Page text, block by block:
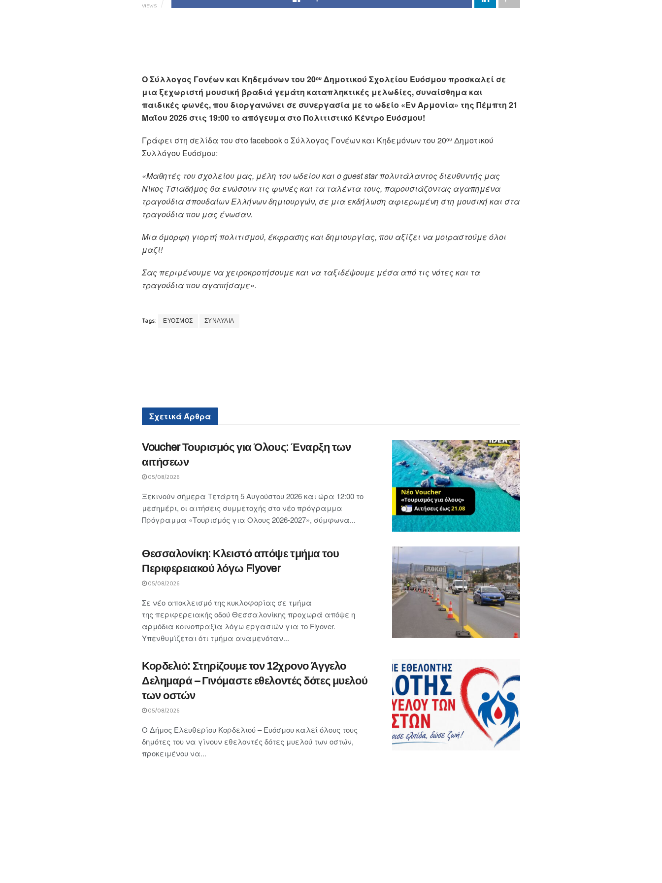
VIEWS
Ο Σύλλογος Γονέων και Κηδεμόνων του 20ου Δημοτικού Σχολείου Ευόσμου προσκαλεί σε
μια ξεχωριστή μουσική βραδιά γεμάτη καταπληκτικές μελωδίες, συναίσθημα και
παιδικές φωνές, που διοργανώνει σε συνεργασία με το ωδείο «Εν Αρμονία» της Πέμπτη 21
Μαΐου 2026 στις 19:00 το απόγευμα στο Πολιτιστικό Κέντρο Ευόσμου!
Γράφει στη σελίδα του στοfacebookο Σύλλογος Γονέων και Κηδεμόνων του 20ου Δημοτικού
Συλλόγου Ευόσμου:
«Μαθητές του σχολείου μας, μέλη του ωδείου και ο guest star πολυτάλαντος διευθυντής μας
Νίκος Τσιαδήμος θα ενώσουν τις φωνές και τα ταλέντα τους, παρουσιάζοντας αγαπημένα
τραγούδια σπουδαίων Ελλήνων δημιουργών, σε μια εκδήλωση αφιερωμένη στη μουσική και στα
τραγούδια που μας ένωσαν.
Μια όμορφη γιορτή πολιτισμού, έκφρασης και δημιουργίας, που αξίζει να μοιραστούμε όλοι
μαζί!
Σας περιμένουμε να χειροκροτήσουμε και να ταξιδέψουμε μέσα από τις νότες και τα
τραγούδια που αγαπήσαμε».
Tags: ΕΥΟΣΜΟΣ ΣΥΝΑΥΛΙΑ
ΣχετικάΆρθρα
Voucher Τουρισμός για Όλους: Έναρξη των
αιτήσεων
05/08/2026
Ξεκινούν σήμερα Τετάρτη 5 Αυγούστου 2026 και ώρα 12:00 το
μεσημέρι, οι αιτήσεις συμμετοχής στο νέο πρόγραμμα
Πρόγραμμα «Τουρισμός για Ολους 2026-2027», σύμφωνα...
Θεσσαλονίκη: Κλειστό απόψε τμήμα του
Περιφερειακού λόγω Flyover
05/08/2026
Σε νέο αποκλεισμό της κυκλοφορίας σε τμήμα
της περιφερειακής οδού Θεσσαλονίκης προχωρά απόψε η
αρμόδια κοινοπραξία λόγω εργασιών για το Flyover.
Υπενθυμίζεται ότι τμήμα αναμενόταν...
Κορδελιό: Στηρίζουμε τον 12χρονο Άγγελο
Δελημαρά – Γινόμαστε εθελοντές δότες μυελού
των οστών
05/08/2026
Ο Δήμος Ελευθερίου Κορδελιού – Ευόσμου καλεί όλους τους
δημότες του να γίνουν εθελοντές δότες μυελού των οστών,
προκειμένου να...